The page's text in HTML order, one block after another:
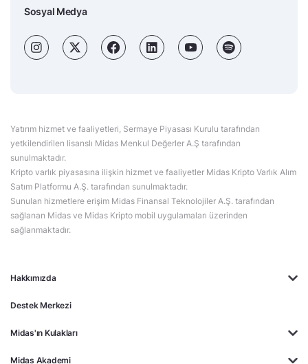
Hakkımızda
Destek Merkezi
Midas'ın Kulakları
Midas Akademi
Sosyal Medya
Yatırım hizmet ve faaliyetleri, Sermaye Piyasası Kurulu tarafından
yetkilendirilen lisanslı Midas Menkul Değerler A.Ş tarafından
sunulmaktadır.
Kripto varlık piyasasına ilişkin hizmet ve faaliyetler Midas Kripto Varlık Alım
Satım Platformu A.Ş. tarafından sunulmaktadır.
Sunulan hizmetlere erişim Midas Finansal Teknolojiler A.Ş. tarafından
sağlanan Midas ve Midas Kripto mobil uygulamaları üzerinden
sağlanmaktadır.